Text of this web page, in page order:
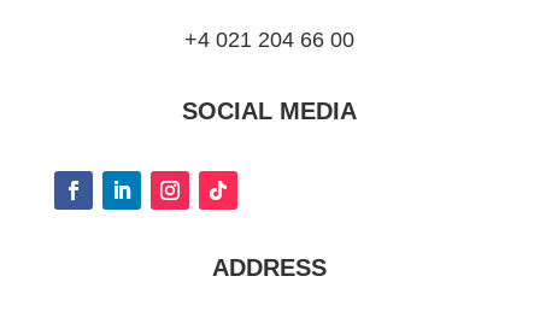
+4 021 204 66 00
SOCIAL MEDIA
ADDRESS